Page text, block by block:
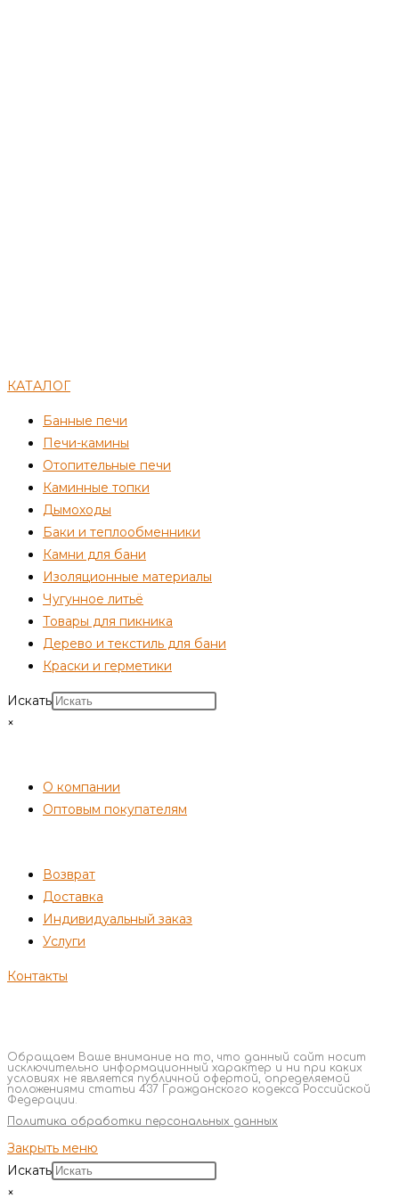
КАТАЛОГ
Банные печи
Печи-камины
Отопительные печи
Каминные топки
Дымоходы
Баки и теплообменники
Камни для бани
Изоляционные материалы
Чугунное литьё
Товары для пикника
Дерево и текстиль для бани
Краски и герметики
Искать
×
О компании
Оптовым покупателям
Возврат
Доставка
Индивидуальный заказ
Услуги
Контакты
Обращаем Ваше внимание на то, что данный сайт носит
исключительно информационный характер и ни при каких
условиях не является публичной офертой, определяемой
положениями статьи 437 Гражданского кодекса Российской
Федерации.
Политика обработки персональных данных
Закрыть меню
Искать
×